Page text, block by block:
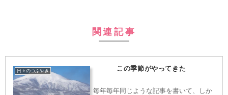
関連記事
日々のつぶやき この季節がやってきた
毎年毎年同じような記事を書いて、しか